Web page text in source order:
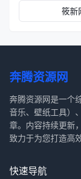
筱新
奔腾资源网
奔腾资源网是一个
音乐、壁纸工具）
章。内容持续更新
致力于为您打造高
快速导航